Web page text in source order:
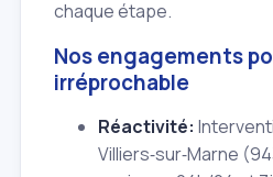
chaque étape.
Nos engagements
irréprochable
Réactivité:
Villiers‑sur‑Marne